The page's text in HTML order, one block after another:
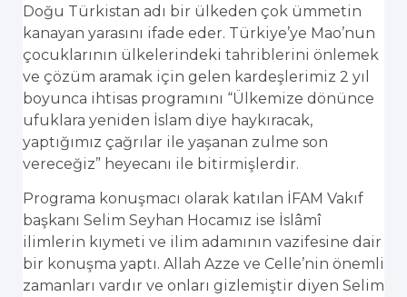
Doğu Türkistan adı bir ülkeden çok ümmetin
kanayan yarasını ifade eder. Türkiye’ye Mao’nun
çocuklarının ülkelerindeki tahriblerini önlemek
ve çözüm aramak için gelen kardeşlerimiz 2 yıl
boyunca ihtisas programını “Ülkemize dönünce
ufuklara yeniden İslam diye haykıracak,
yaptığımız çağrılar ile yaşanan zulme son
vereceğiz” heyecanı ile bitirmişlerdir.
Programa konuşmacı olarak katılan İFAM Vakıf
başkanı Selim Seyhan Hocamız ise İslâmî
ilimlerin kıymeti ve ilim adamının vazifesine dair
bir konuşma yaptı. Allah Azze ve Celle’nin önemli
zamanları vardır ve onları gizlemiştir diyen Selim